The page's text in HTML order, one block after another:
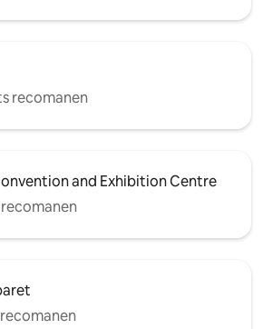
recomanen
and Exhibition Centre